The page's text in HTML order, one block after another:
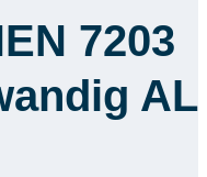
7203
AL